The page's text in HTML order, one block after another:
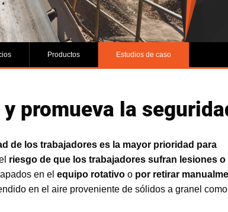
Productos Estudios de caso
promueva la
de los trabajadores es la mayor prioridad para
riesgo de que los trabajadores sufran lesiones o
en el equipo rotativo o por retirar
en el aire proveniente de sólidos a granel